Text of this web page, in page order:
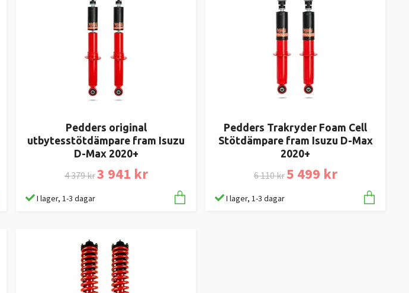
Pedders original
utbytesstötdämpare fram Isuzu
D-Max 2020+
4 379 kr3 941 kr
I lager, 1-3 dagar
Pedders Trakryder Foam Cell
Stötdämpare fram Isuzu D-Max
2020+
6 110 kr 5 499 kr
I lager, 1-3 dagar